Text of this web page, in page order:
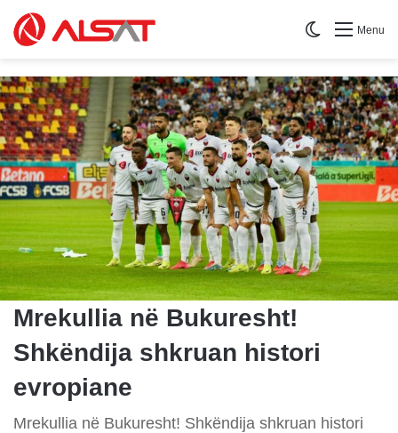
Menu
Switch skin
Mrekullia në Bukuresht!
Shkëndija shkruan histori
evropiane
Mrekullia në Bukuresht! Shkëndija shkruan histori